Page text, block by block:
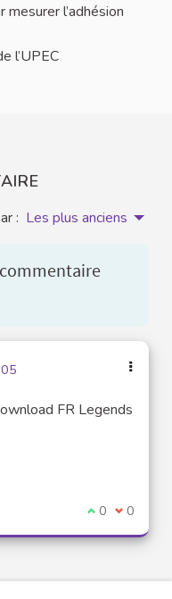
l’adhésion
l’UPEC
: Les plus anciens
FR Legends
Je suis
0 Je ne
0